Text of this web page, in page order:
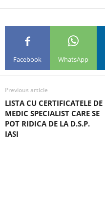
Facebook WhatsApp
Previous article
LISTA CU CERTIFICATELE DE
MEDIC SPECIALIST CARE SE
POT RIDICA DE LA D.S.P.
IASI